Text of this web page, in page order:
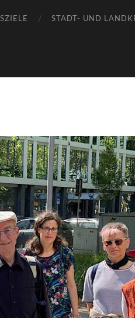
STADT- UND